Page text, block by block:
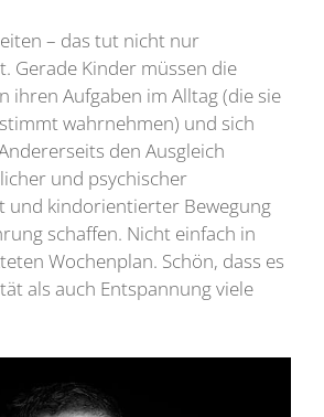
– das tut nicht nur
Gerade Kinder müssen die
ihren Aufgaben im Alltag (die sie
wahrnehmen) und sich
den Ausgleich
und psychischer
und kindorientierter Bewegung
schaffen. Nicht einfach in
Wochenplan. Schön, dass es
als auch Entspannung viele